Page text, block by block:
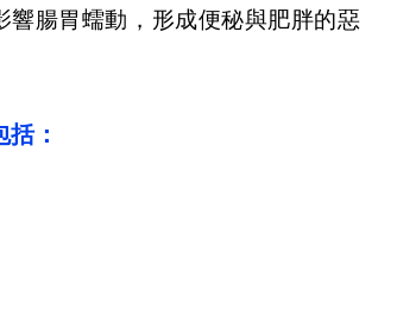
腸胃蠕動，形成便秘與肥胖的惡
：